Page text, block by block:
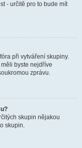
- určitě pro to bude mít
při vytváření skupiny.
byste nejdříve
zprávu.
skupin nějakou
skupin.